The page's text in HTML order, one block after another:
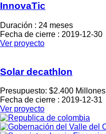
InnovaTic
Duración : 24 meses
Fecha de cierre : 2019-12-30
Ver proyecto
Solar decathlon
Presupuesto: $2.400 Millones
Fecha de cierre : 2019-12-31
Ver proyecto